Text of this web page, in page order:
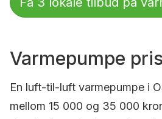
Varmepumpe pris
En luft-til-luft varmepumpe i
mellom 15 000 og 35 000